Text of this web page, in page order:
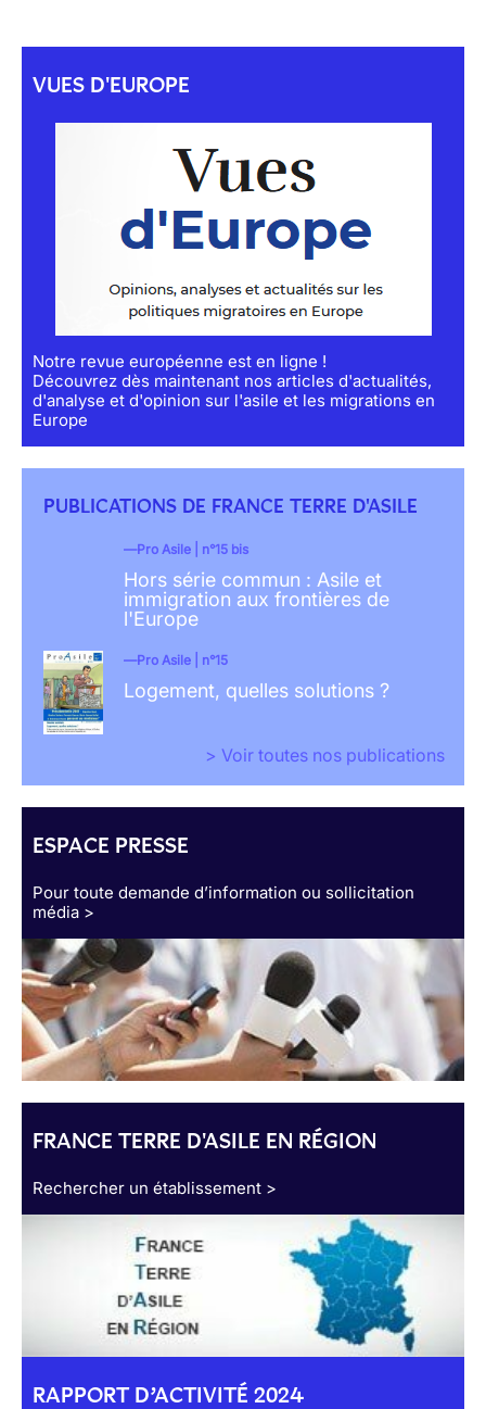
VUES D'EUROPE
Notre revue européenne est en ligne !
Découvrez dès maintenant nos articles d'actualités,
d'analyse et d'opinion sur l'asile et les migrations en
Europe
PUBLICATIONS DE FRANCE TERRE D'ASILE
Pro Asile | n°15 bis
Hors série commun : Asile et
immigration aux frontières de
l'Europe
Pro Asile | n°15
Logement, quelles solutions ?
> Voir toutes nos publications
ESPACE PRESSE
Pour toute demande d’information ou sollicitation
média >
FRANCE TERRE D'ASILE EN RÉGION
Rechercher un établissement >
RAPPORT D’ACTIVITÉ 2024